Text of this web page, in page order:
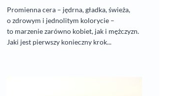
Promienna cera – jędrna, gładka, świeża,
o zdrowym i jednolitym kolorycie –
to marzenie zarówno kobiet, jak i mężczyzn.
Jaki jest pierwszy konieczny krok...